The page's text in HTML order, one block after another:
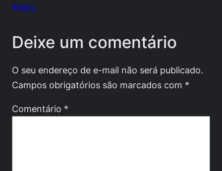
Reply
Deixe um comentário
O seu endereço de e-mail não será publicado.
Campos obrigatórios são marcados com *
Comentário *